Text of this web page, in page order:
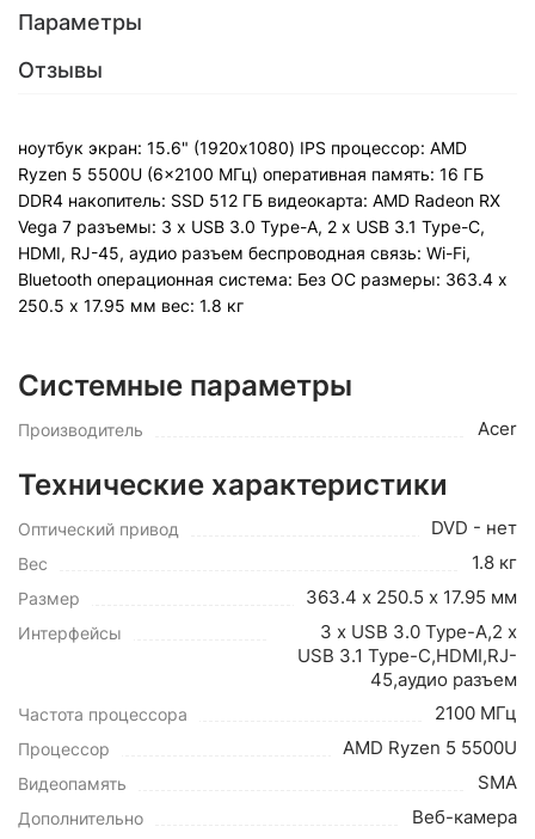
Параметры
Отзывы
ноутбук экран: 15.6" (1920x1080) IPS процессор: AMD
Ryzen 5 5500U (6x2100 МГц) оперативная память: 16 ГБ
DDR4 накопитель: SSD 512 ГБ видеокарта: AMD Radeon RX
Vega 7 разъемы: 3 x USB 3.0 Type-A, 2 x USB 3.1 Type-C,
HDMI, RJ-45, аудио разъем беспроводная связь: Wi-Fi,
Bluetooth операционная система: Без ОС pазмеры: 363.4 х
250.5 х 17.95 мм вес: 1.8 кг
Системные параметры
Производитель Acer
Технические характеристики
Оптический привод DVD - нет
Вес 1.8 кг
Размер 363.4 х 250.5 х 17.95 мм
Интерфейсы
3 x USB 3.0 Type-A,2 x
USB 3.1 Type-C,HDMI,RJ-
45,аудио разъем
Частота процессора 2100 МГц
Процессор AMD Ryzen 5 5500U
Видеопамять SMA
Дополнительно Веб-камера